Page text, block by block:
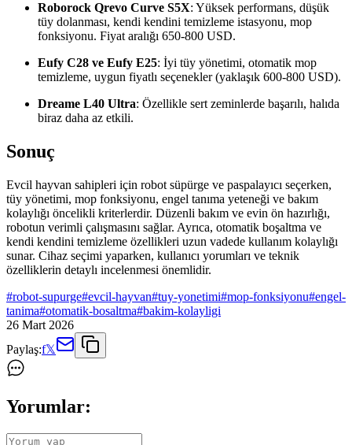
Roborock Qrevo Curve S5X: Yüksek performans, düşük
tüy dolanması, kendi kendini temizleme istasyonu, mop
fonksiyonu. Fiyat aralığı 650-800 USD.
Eufy C28 ve Eufy E25: İyi tüy yönetimi, otomatik mop
temizleme, uygun fiyatlı seçenekler (yaklaşık 600-800 USD).
Dreame L40 Ultra: Özellikle sert zeminlerde başarılı, halıda
biraz daha az etkili.
Sonuç
Evcil hayvan sahipleri için robot süpürge ve paspalayıcı seçerken,
tüy yönetimi, mop fonksiyonu, engel tanıma yeteneği ve bakım
kolaylığı öncelikli kriterlerdir. Düzenli bakım ve evin ön hazırlığı,
robotun verimli çalışmasını sağlar. Ayrıca, otomatik boşaltma ve
kendi kendini temizleme özellikleri uzun vadede kullanım kolaylığı
sunar. Cihaz seçimi yaparken, kullanıcı yorumları ve teknik
özelliklerin detaylı incelenmesi önemlidir.
#robot-supurge#evcil-hayvan#tuy-yonetimi#mop-fonksiyonu#engel-
tanima#otomatik-bosaltma#bakim-kolayligi
26 Mart 2026
Paylaş:f𝕏
Yorumlar: